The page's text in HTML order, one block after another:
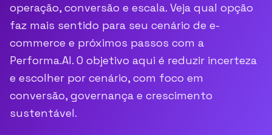
operação, conversão e escala. Veja qual opção
faz mais sentido para seu cenário de e-
commerce e próximos passos com a
Performa.AI. O objetivo aqui é reduzir incerteza
e escolher por cenário, com foco em
conversão, governança e crescimento
sustentável.